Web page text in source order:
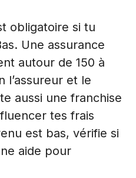
obligatoire si tu
Une assurance
autour de 150 à
l’assureur et le
aussi une franchise
tes frais
est bas, vérifie si
aide pour